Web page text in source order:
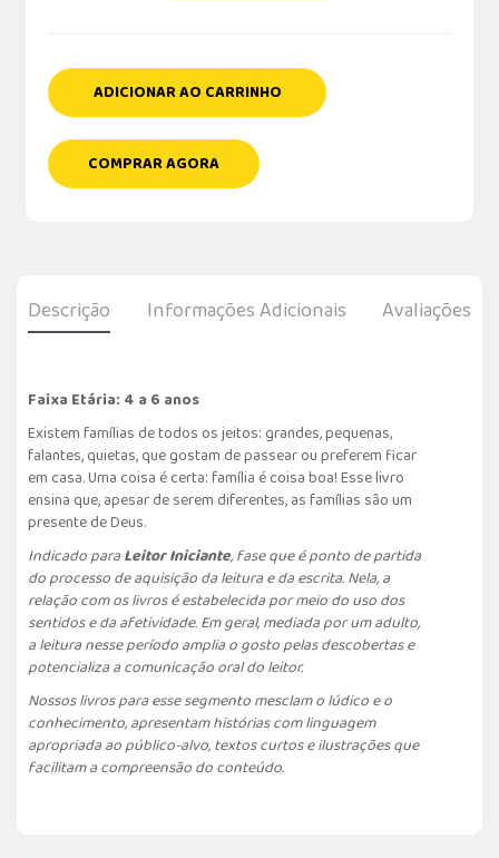
ADICIONAR AO CARRINHO
COMPRAR AGORA
Descrição Informações Adicionais Avaliações
Faixa Etária: 4 a 6 anos
Existem famílias de todos os jeitos: grandes, pequenas,
falantes, quietas, que gostam de passear ou preferem ficar
em casa. Uma coisa é certa: família é coisa boa! Esse livro
ensina que, apesar de serem diferentes, as famílias são um
presente de Deus.
Indicado paraLeitor Iniciante,fase que é ponto de partida
do processo de aquisição da leitura e da escrita. Nela, a
relação com os livros é estabelecida por meio do uso dos
sentidos e da afetividade. Em geral, mediada por um adulto,
a leitura nesse período amplia o gosto pelas descobertas e
potencializa a comunicação oral do leitor.
Nossos livros para esse segmento mesclam o lúdico e o
conhecimento, apresentam histórias com linguagem
apropriada ao público-alvo, textos curtos e ilustrações que
facilitam a compreensão do conteúdo.